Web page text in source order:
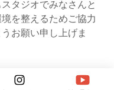
タジオでみなさんと
を整えるためご協力
お願い申し上げま